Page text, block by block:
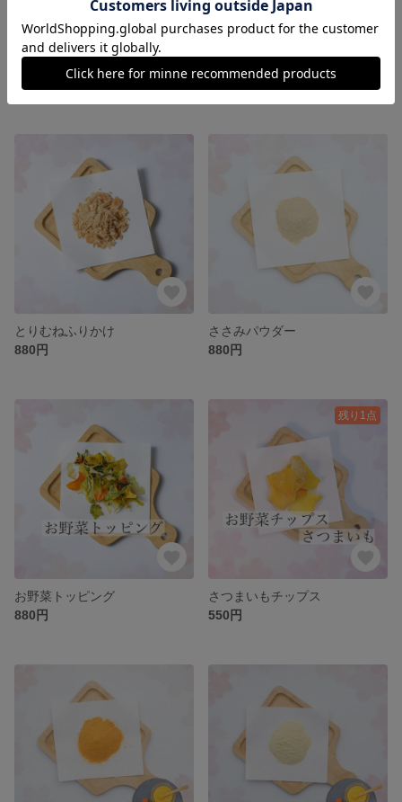
980円
ささみけずり節
とりむねふりかけ
880円
ささみパウダー
880円
お野菜トッピング
880円
残り1点
さつまいもチップス
550円